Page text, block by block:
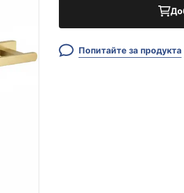
Попитайте за продукта